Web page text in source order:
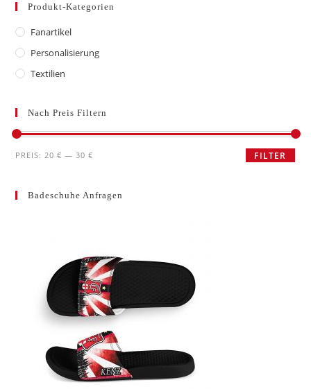
Produkt-Kategorien
Fanartikel
Personalisierung
Textilien
Nach Preis Filtern
Min.
Max.
FILTER
PREIS: 20 € — 30 €
Badeschuhe Anfragen